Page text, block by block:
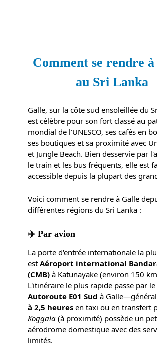
Comment se rendre
au Sri Lanka
Galle, sur la côte sud ensoleillée du
est célèbre pour son fort classé au
mondial de l'UNESCO, ses cafés en
ses boutiques et sa proximité avec
et Jungle Beach. Bien desservie par
le train et les bus fréquents, elle est
accessible depuis la plupart des
Voici comment se rendre à Galle
différentes régions du Sri Lanka :
✈️ Par avion
La porte d'entrée internationale la
est Aéroport international
(CMB) à Katunayake (environ 150
L'itinéraire le plus rapide passe par le
Autoroute E01 Sud à
à 2,5 heures en taxi ou en transfert
Koggala (à proximité) possède un
aérodrome domestique avec des
limités.